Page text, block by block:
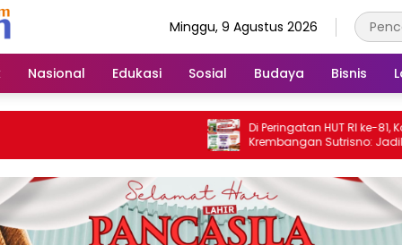
Minggu, 9 Agustus 2026
Nasional Edukasi Sosial Budaya Bisnis
Di Peringatan HUT RI ke-81, Kades
Krembangan Sutrisno: Jadikan
Kemerdekaan Momentum Bangun